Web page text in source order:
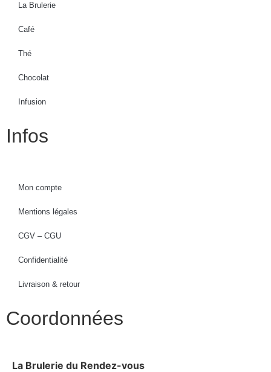
La Brulerie
Café
Thé
Chocolat
Infusion
Infos
Mon compte
Mentions légales
CGV – CGU
Confidentialité
Livraison & retour
Coordonnées
La Brulerie du Rendez-vous